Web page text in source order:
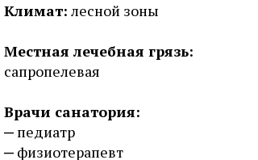
Климат: лесной зоны
Местная лечебная грязь:
сапропелевая
Врачи санатория:
педиатр
физиотерапевт